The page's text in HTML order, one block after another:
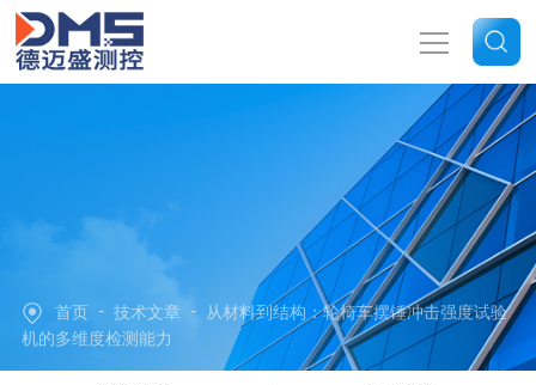
产品中心
新闻中心
首页 - 技术文章 -
从材料到结构：轮椅车摆锤冲击强度试验
机的多维度检测能力